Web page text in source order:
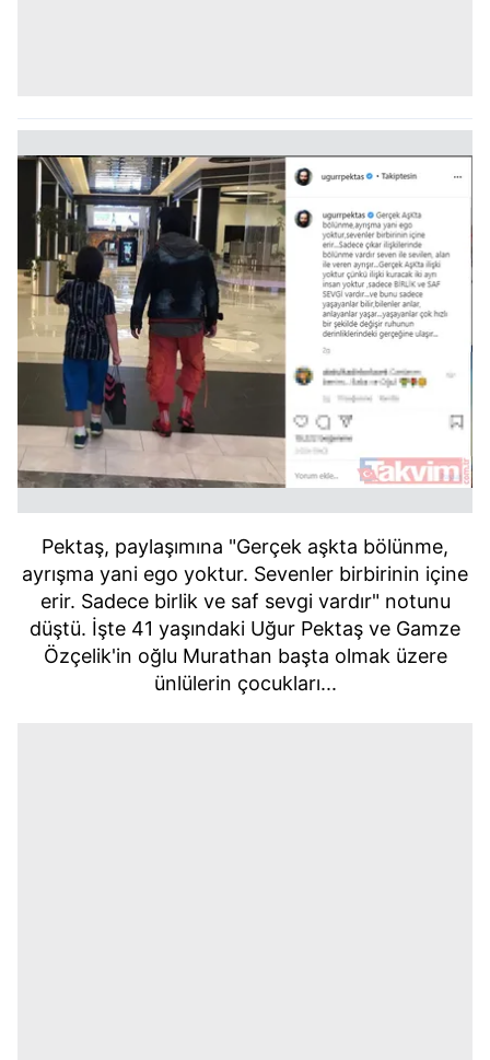
Pektaş, paylaşımına "Gerçek aşkta bölünme,
ayrışma yani ego yoktur. Sevenler birbirinin içine
erir. Sadece birlik ve saf sevgi vardır" notunu
düştü. İşte 41 yaşındaki Uğur Pektaş ve Gamze
Özçelik'in oğlu Murathan başta olmak üzere
ünlülerin çocukları...